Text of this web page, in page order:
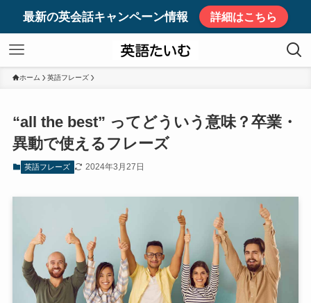
最新の英会話キャンペーン情報 詳細はこちら
ホーム 英語フレーズ
“all the best” ってどういう意味？卒業・
異動で使えるフレーズ
英語フレーズ 2024年3月27日